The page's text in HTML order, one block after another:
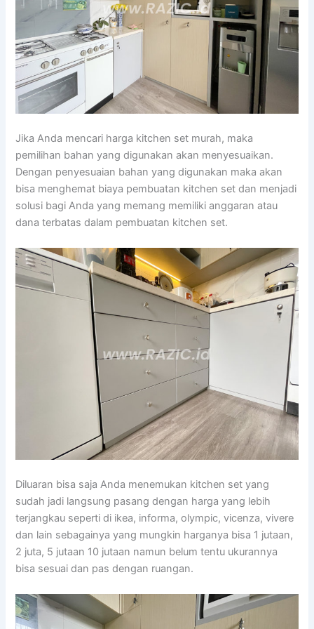
Jika Anda mencari harga kitchen set murah, maka
pemilihan bahan yang digunakan akan menyesuaikan.
Dengan penyesuaian bahan yang digunakan maka akan
bisa menghemat biaya pembuatan kitchen set dan menjadi
solusi bagi Anda yang memang memiliki anggaran atau
dana terbatas dalam pembuatan kitchen set.
Diluaran bisa saja Anda menemukan kitchen set yang
sudah jadi langsung pasang dengan harga yang lebih
terjangkau seperti di ikea, informa, olympic, vicenza, vivere
dan lain sebagainya yang mungkin harganya bisa 1 jutaan,
2 juta, 5 jutaan 10 jutaan namun belum tentu ukurannya
bisa sesuai dan pas dengan ruangan.